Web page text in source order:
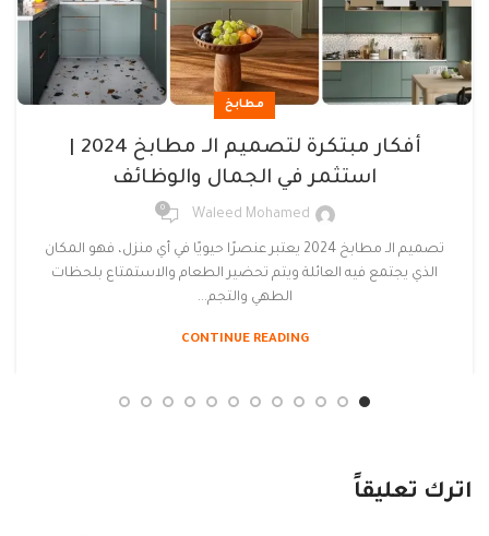
مطابخ
استثمر في الجمال والوظائف
Waleed Mohamed
0
تصميم الـ مطابخ 2024 يعتبر عنصرًا حيويًا في أي منزل، فهو المكان
الذي يجتمع فيه العائلة ويتم تحضير الطعام والاستمتاع بلحظات
الطهي والتجم...
CONTINUE READING
اترك تعليقاً